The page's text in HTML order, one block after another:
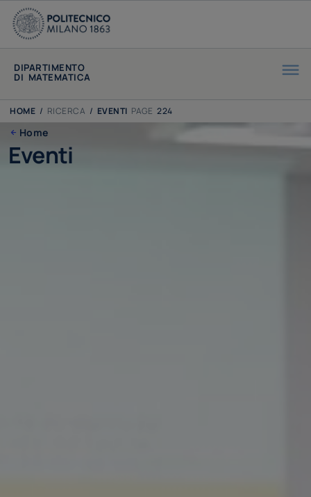
DIPARTIMENTO
DI MATEMATICA
HOME / RICERCA / EVENTI PAGE 224
Home
Eventi